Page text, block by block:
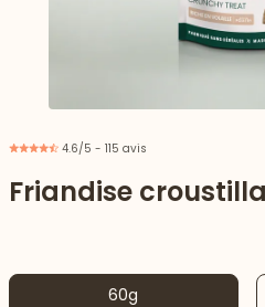
4.6/5 - 115 avis
Friandise
60g